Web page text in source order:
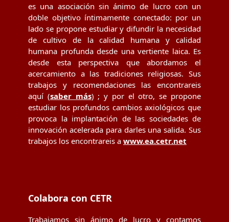
es una asociación sin ánimo de lucro con un
doble objetivo íntimamente conectado: por un
lado se propone estudiar y difundir la necesidad
de cultivo de la calidad humana y calidad
humana profunda desde una vertiente laica. Es
desde esta perspectiva que abordamos el
acercamiento a las tradiciones religiosas. Sus
trabajos y recomendaciones las encontrareis
aquí (saber más) ; y por el otro, se propone
estudiar los profundos cambios axiológicos que
provoca la implantación de las sociedades de
innovación acelerada para darles una salida. Sus
trabajos los encontrareis a www.ea.cetr.net
Colabora con CETR
Trabajamos sin ánimo de lucro y contamos